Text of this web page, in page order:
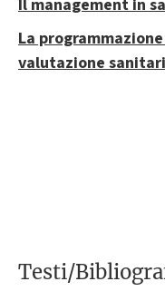
Il management in
La
valutazione
Testi/